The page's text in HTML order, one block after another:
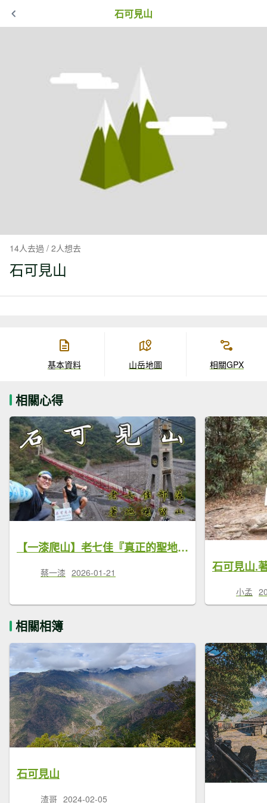
石可見山
14人去過 / 2人想去
石可見山
基本資料 山岳地圖 相關GPX
相關心得
【一漆爬山】老七佳『真正的聖地』┃《石可見山》1621m┃《著地螺留山》870m┃老七佳部落┃屏東春日
蔡一漆 2026-01-21 石可見山.
小孟
相關相簿
石可見山
渣哥 2024-02-05